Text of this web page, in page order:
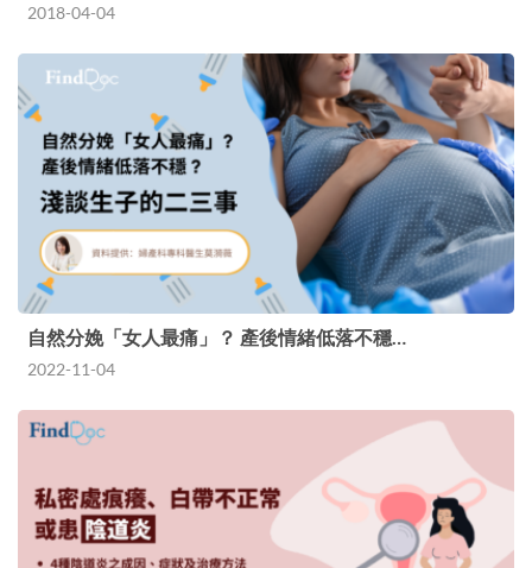
2018-04-04
自然分娩「女人最痛」？ 產後情緒低落不穩…
2022-11-04